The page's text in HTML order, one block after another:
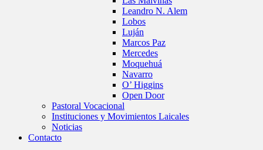
Leandro N. Alem
Lobos
Luján
Marcos Paz
Mercedes
Moquehuá
Navarro
O’ Higgins
Open Door
Pastoral Vocacional
Instituciones y Movimientos Laicales
Noticias
Contacto